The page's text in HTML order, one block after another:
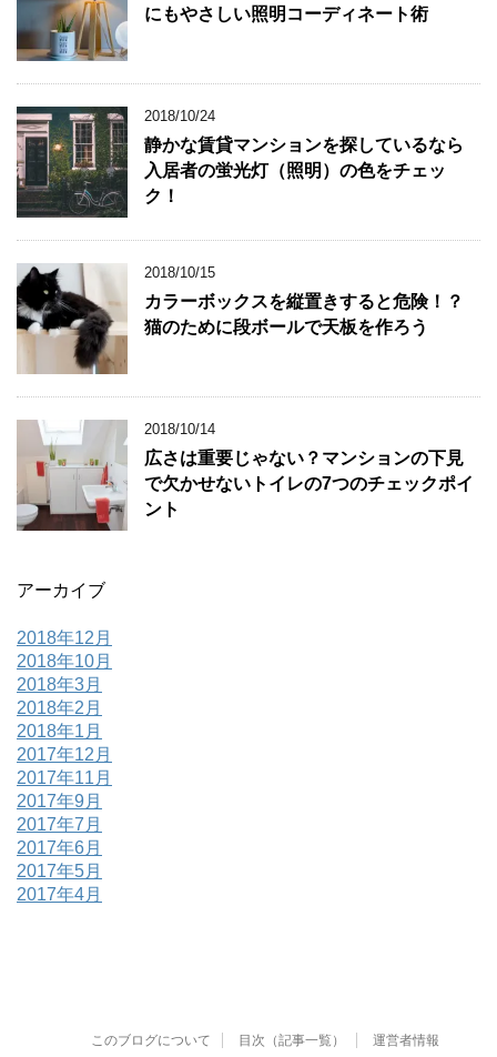
にもやさしい照明コーディネート術
2018/10/24
静かな賃貸マンションを探しているなら
入居者の蛍光灯（照明）の色をチェッ
ク！
2018/10/15
カラーボックスを縦置きすると危険！？
猫のために段ボールで天板を作ろう
2018/10/14
広さは重要じゃない？マンションの下見
で欠かせないトイレの7つのチェックポイ
ント
アーカイブ
2018年12月
2018年10月
2018年3月
2018年2月
2018年1月
2017年12月
2017年11月
2017年9月
2017年7月
2017年6月
2017年5月
2017年4月
このブログについて 目次（記事一覧） 運営者情報